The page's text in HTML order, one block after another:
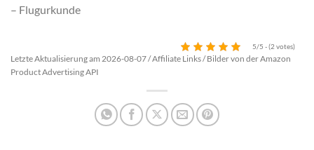
– Flugurkunde
5/5 - (2 votes)
Letzte Aktualisierung am 2026-08-07 / Affiliate Links / Bilder von der Amazon
Product Advertising API